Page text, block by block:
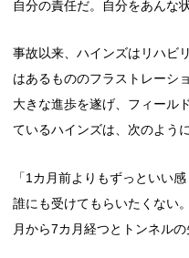
自分の責任だ。自分をあんな
事故以来、ハインズはリハビ
はあるもののフラストレーシ
大きな進歩を遂げ、フィール
ているハインズは、次のよう
「1カ月前よりもずっといい
誰にも受けてもらいたくない
月から7カ月経つとトンネルの